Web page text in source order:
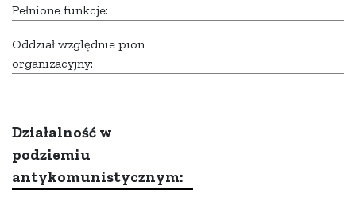
Pełnione funkcje:
Oddział względnie pion
organizacyjny:
Działalność w
podziemiu
antykomunistycznym: